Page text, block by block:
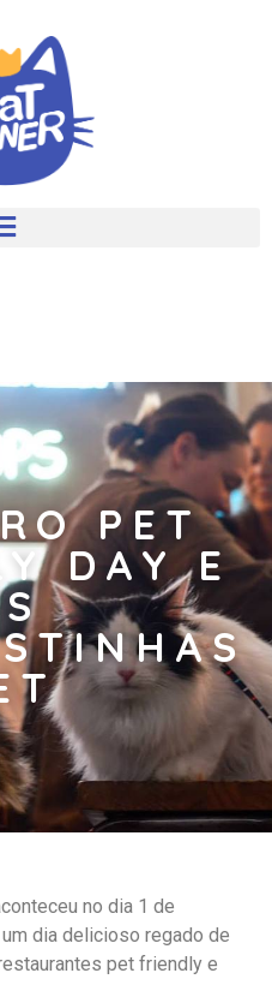
PET
DAY E
no dia 1 de
dia delicioso regado de
pet friendly e